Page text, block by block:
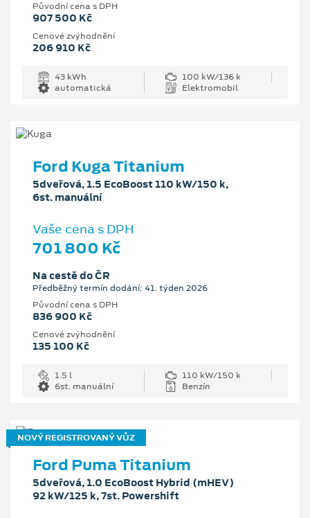
Původní cena s DPH
907 500 Kč
Cenové zvýhodnění
206 910 Kč
43 kWh
100 kW/136 k
automatická
Elektromobil
Ford Kuga Titanium
5dveřová, 1.5 EcoBoost 110 kW/150 k,
6st. manuální
Vaše cena s DPH
701 800 Kč
Na cestě do ČR
Předběžný termín dodání: 41. týden 2026
Původní cena s DPH
836 900 Kč
Cenové zvýhodnění
135 100 Kč
1.5 l
110 kW/150 k
6st. manuální
Benzín
NOVÝ REGISTROVANÝ VŮZ
Ford Puma Titanium
5dveřová, 1.0 EcoBoost Hybrid (mHEV)
92 kW/125 k, 7st. Powershift